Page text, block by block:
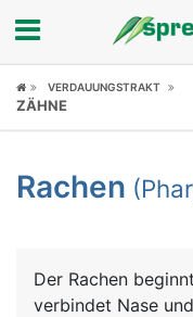
Fokus
Symptome
News
VERDAUUNGSTRAKT
ZÄHNE
Rachen
Der Rachen
verbindet Nase